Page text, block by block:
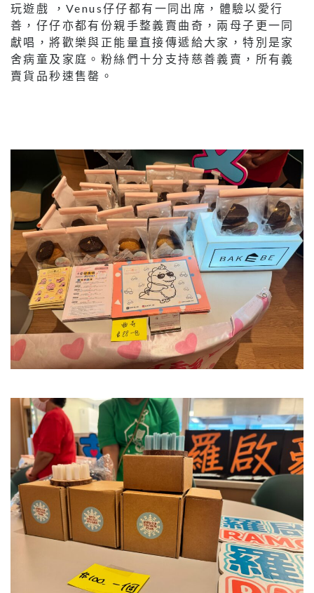
玩遊戲 ，Venus仔仔都有一同出席，體驗以愛行
善，仔仔亦都有份親手整義賣曲奇，兩母子更一同
獻唱，將歡樂與正能量直接傳遞給大家，特別是家
舍病童及家庭。粉絲們十分支持慈善義賣，所有義
賣貨品秒速售罄。